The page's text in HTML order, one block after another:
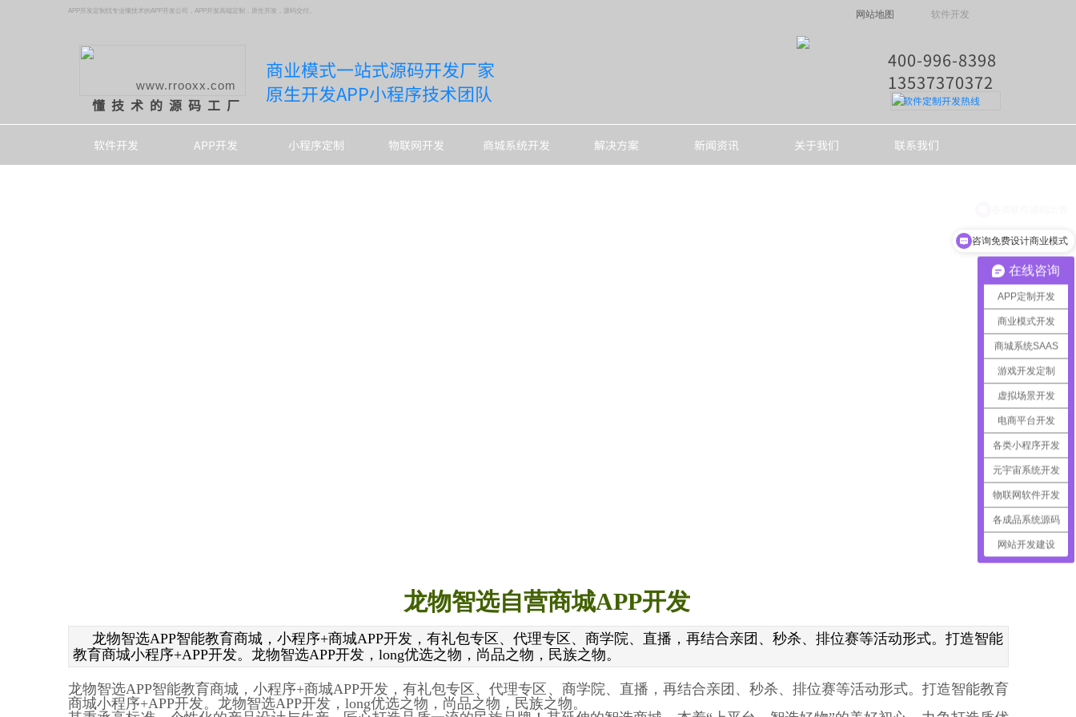
网站地图 软件开发
APP开发定制找专业懂技术的APP开发公司，APP开发高端定制，原生开发，源码交付。
软件定制开发热线
商业模式一站式源码开发厂家
原生开发APP小程序技术团队
400-996-8398
13537370372​
懂技术的源码工厂
www.rrooxx.com
软件开发 APP开发 小程序定制 物联网开发 商城系统开发 解决方案 新闻资讯 关于我们 联系我们
龙物智选自营商城APP开发
龙物智选APP智能教育商城，小程序+商城APP开发，有礼包专区、代理专区、商学院、直播，再结合亲团、秒杀、排位赛等活动形式。打造智能
教育商城小程序+APP开发。龙物智选APP开发，long优选之物，尚品之物，民族之物。
龙物智选APP智能教育商城，小程序+商城APP开发，有礼包专区、代理专区、商学院、直播，再结合亲团、秒杀、排位赛等活动形式。打造智能教育
商城小程序+APP开发。龙物智选APP开发，long优选之物，尚品之物，民族之物。
在线咨询
APP定制开发
商业模式开发
商城系统SAAS
游戏开发定制
虚拟场景开发
电商平台开发
各类小程序开发
元宇宙系统开发
物联网软件开发
各成品系统源码
网站开发建设
咨询免费设计商业模式